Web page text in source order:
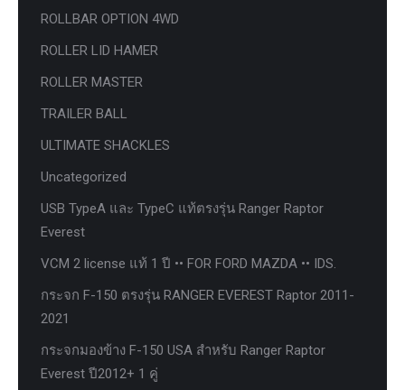
ROLLBAR OPTION 4WD
ROLLER LID HAMER
ROLLER MASTER
TRAILER BALL
ULTIMATE SHACKLES
Uncategorized
USB TypeA และ TypeC แท้ตรงรุ่น Ranger Raptor
Everest
VCM 2 license แท้ 1 ปี •• FOR FORD MAZDA •• IDS.
กระจก F-150 ตรงรุ่น RANGER EVEREST Raptor 2011-
2021
กระจกมองข้าง F-150 USA สำหรับ Ranger Raptor
Everest ปี2012+ 1 คู่